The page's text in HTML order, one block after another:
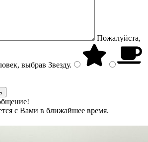
Пожалуйста,
выбрав Звезду.
с Вами в ближайшее время.